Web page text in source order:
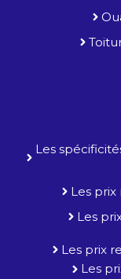
Les
Les prix
Les
Les prix
Les